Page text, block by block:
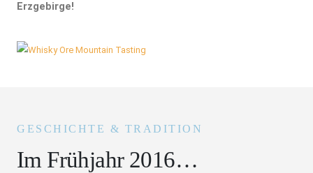
Erzgebirge!
GESCHICHTE & TRADITION
Im Frühjahr 2016…